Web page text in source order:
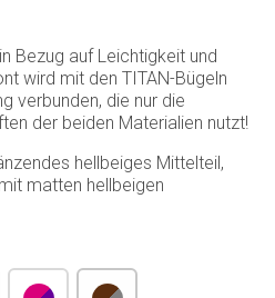
Bezug auf Leichtigkeit und
wird mit den TITAN-Bügeln
verbunden, die nur die
der beiden Materialien nutzt!
hellbeiges Mittelteil,
matten hellbeigen